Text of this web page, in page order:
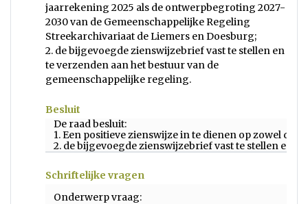
jaarrekening 2025 als de ontwerpbegroting 2027-
2030 van de Gemeenschappelijke Regeling
Streekarchivariaat de Liemers en Doesburg;
2. de bijgevoegde zienswijzebrief vast te stellen en
te verzenden aan het bestuur van de
gemeenschappelijke regeling.
Besluit
De raad besluit:
1. Een positieve zienswijze in te dienen op zowel de
2. de bijgevoegde zienswijzebrief vast te stellen en
Schriftelijke vragen
Onderwerp vraag: